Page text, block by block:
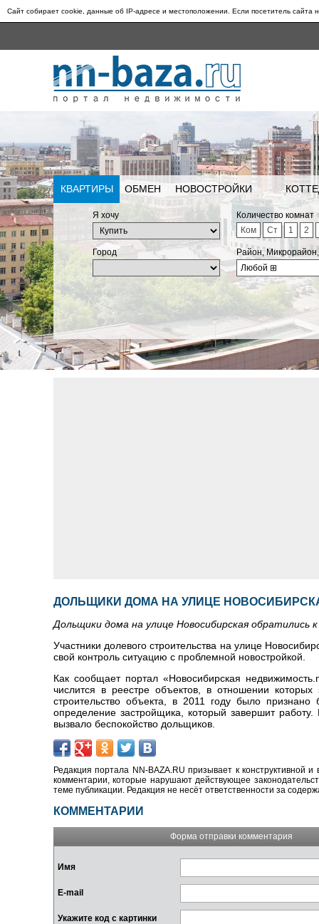
Сайт собирает cookie, данные об IP-адресе и местоположении. Если посетитель сайта
КВАРТИРЫ ОБМЕН НОВОСТРОЙКИ
Я хочу
Количество комнат
Ком
Ст 1 2
Город
Район,
Любой ⊞
ДОЛЬЩИКИ ДОМА НА УЛИЦЕ
Дольщики дома на улице Новосибирская обратились
Участники долевого строительства на улице
свой контроль ситуацию с проблемной новостройкой.
Как сообщает портал «Новосибирская
числится в реестре объектов, в отношении
строительство объекта, в 2011 году было
определение застройщика, который завершит
вызвало беспокойство дольщиков.
Редакция портала NN-BAZA.RU призывает к конструктивной
комментарии, которые нарушают действующее
теме публикации. Редакция не несёт ответственности за
КОММЕНТАРИИ
Форма отправки комментария
Имя
E-mail
Укажите код с картинки